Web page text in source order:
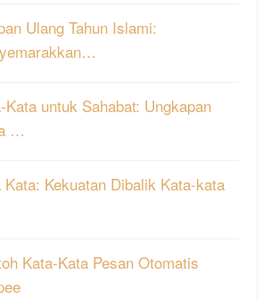
Ulang Tahun Islami:
Kata untuk Sahabat: Ungkapan
…
Kata: Kekuatan Dibalik Kata-kata
Kata-Kata Pesan Otomatis